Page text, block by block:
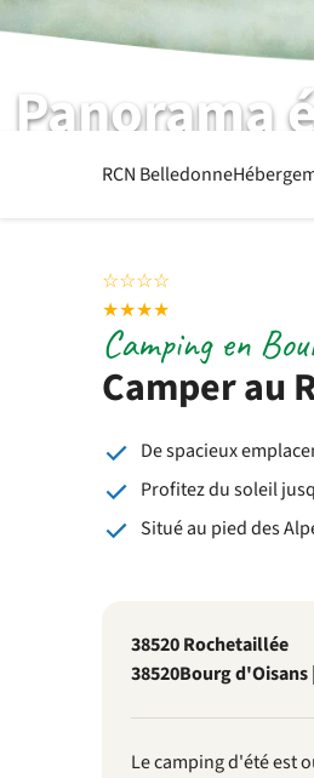
Panorama
RCN Belledonne | Bourg
RCN Belledonne
☆☆☆☆
★★★★
Camper au
Camping en
De spacieux
Profitez du soleil
Situé au pied des
38520 Rochetaillée
38520Bourg d'Oisans
Le camping d'été est